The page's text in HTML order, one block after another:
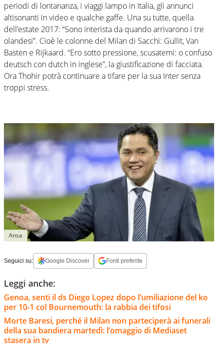
periodi di lontananza, i viaggi lampo in Italia, gli annunci
altisonanti in video e qualche gaffe. Una su tutte, quella
dell’estate 2017: “Sono interista da quando arrivarono i tre
olandesi”. Cioè le colonne del Milan di Sacchi: Gullit, Van
Basten e Rijkaard. “Ero sotto pressione, scusatemi: o confuso
deutsch con dutch in inglese”, la giustificazione di facciata.
Ora Thohir potrà continuare a tifare per la sua Inter senza
troppi stress.
Ansa
Seguici su: Google Discover Fonti preferite
Leggi anche:
Genoa, senti il ds Diego Lopez dopo l’umiliazione del ko
per 10-1 col Bournemouth: la rabbia dei tifosi
Morte Baresi, perché il Milan non parteciperà ai funerali
della sua bandiera martedì: l’omaggio di Mediaset
stasera in tv